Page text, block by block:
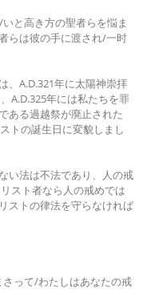
と高き方の聖者らを悩ま
らは彼の手に渡され/一时
、A.D.321年に太陽神崇拝
A.D.325年には私たちを罪
ある過越祭が廃止された
トの誕生日に変貌しまし
い法は不法であり、人の戒
スト者なら人の戒めでは
ストの律法を守らなければ
って/わたしはあなたの戒